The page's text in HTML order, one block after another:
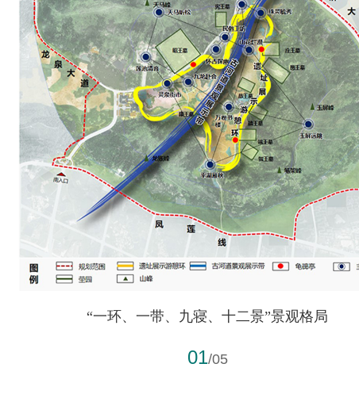
“一环、一带、九寝、十二景”景观格局
01/05